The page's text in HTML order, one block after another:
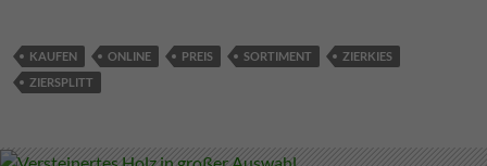
KAUFEN ONLINE PREIS SORTIMENT
ZIERKIES
ZIERSPLITT